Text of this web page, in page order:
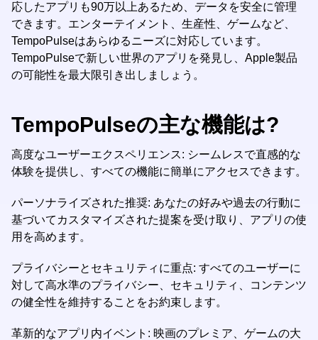
応したアプリも90万以上あるため、データを安全に管理
できます。エンターテイメント、生産性、ゲームなど、
TempoPulseはあらゆるニーズに対応しています。
TempoPulseで新しい世界のアプリを発見し、Apple製品
の可能性を最大限引き出しましょう。
TempoPulseの主な機能は?
高度なユーザーエクスペリエンス: シームレスで直感的な
体験を提供し、すべての機能に簡単にアクセスできます。
パーソナライズされた推奨: あなたの好みや過去の行動に
基づいてカスタマイズされた提案を受け取り、アプリの使
用を高めます。
プライバシーとセキュリティに重点: すべてのユーザーに
対して高水準のプライバシー、セキュリティ、コンテンツ
の健全性を維持することをお約束します。
革新的なアプリ内イベント: 映画のプレミア、ゲームの大